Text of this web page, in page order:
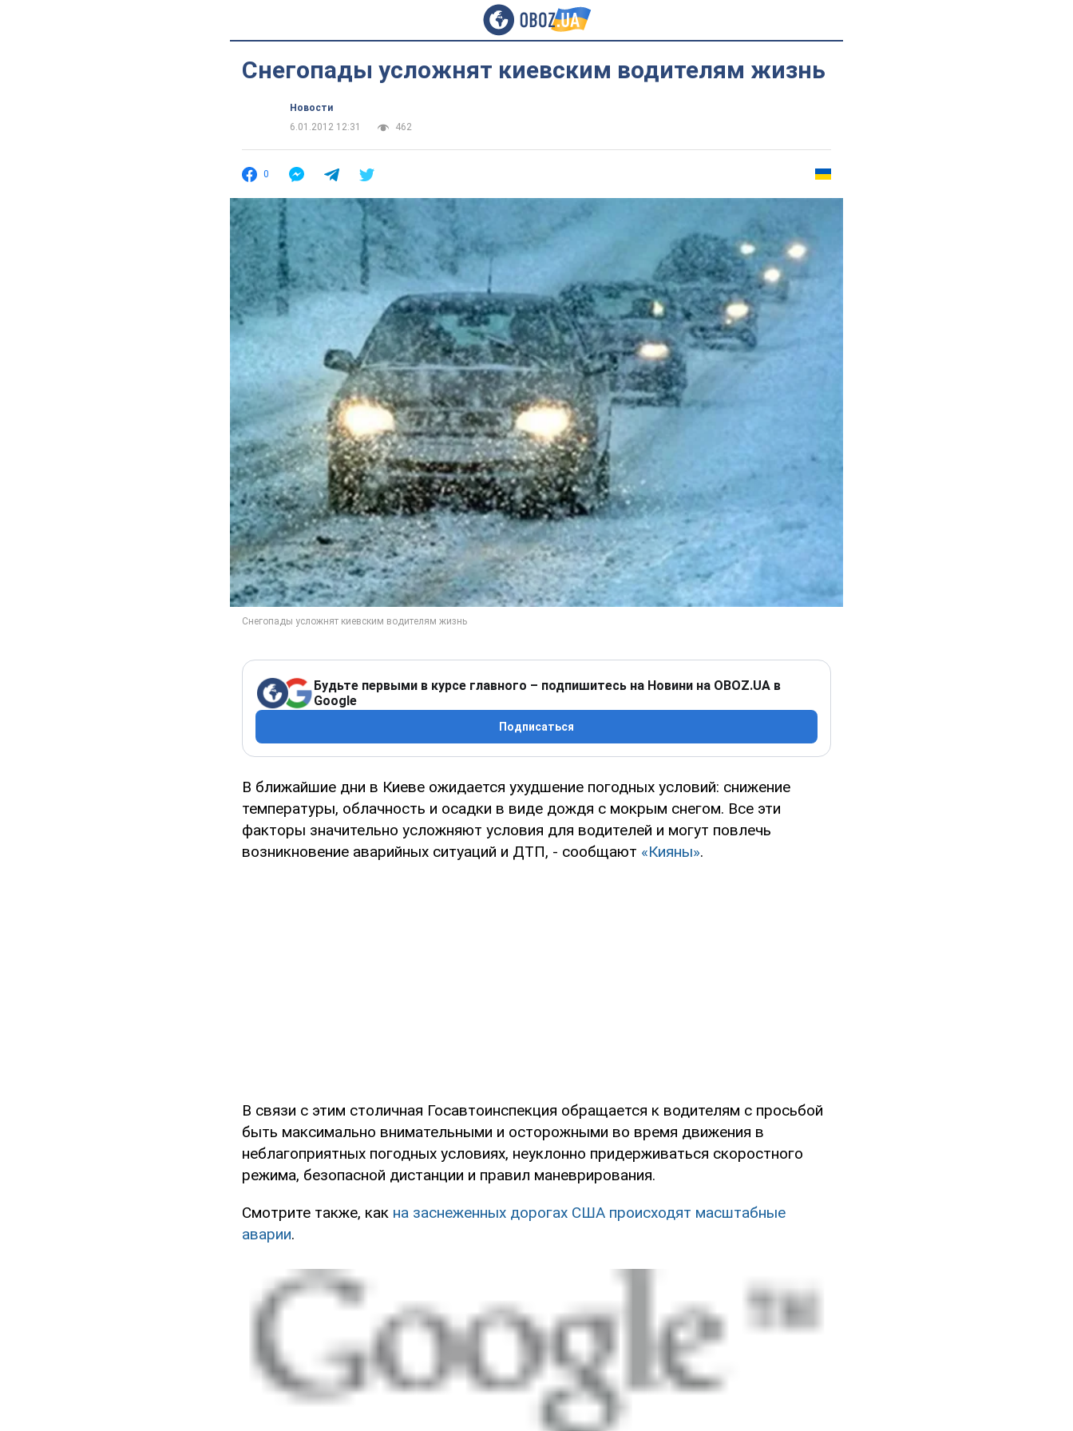
Снегопады усложнят киевским водителям жизнь
Новости
6.01.2012 12:31
462
0
Будьте первыми в курсе главного – подпишитесь на Новини на OBOZ.UA в
Google
Подписаться
В ближайшие дни в Киеве ожидается ухудшение погодных условий: снижение
температуры, облачность и осадки в виде дождя с мокрым снегом. Все эти
факторы значительно усложняют условия для водителей и могут повлечь
возникновение аварийных ситуаций и ДТП, - сообщают «Кияны».
В связи с этим столичная Госавтоинспекция обращается к водителям с просьбой
быть максимально внимательными и осторожными во время движения в
неблагоприятных погодных условиях, неуклонно придерживаться скоростного
режима, безопасной дистанции и правил маневрирования.
Смотрите также, как на заснеженных дорогах США происходят масштабные
аварии.